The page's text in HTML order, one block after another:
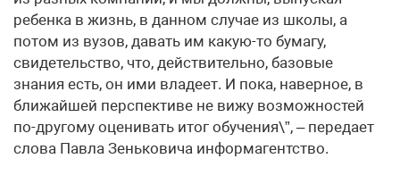
ребенка в жизнь, в данном случае из школы, а
потом из вузов, давать им какую-то бумагу,
свидетельство, что, действительно, базовые
знания есть, он ими владеет. И пока, наверное, в
ближайшей перспективе не вижу возможностей
по-другому оценивать итог обучения\”, – передает
слова Павла Зеньковича информагентство.